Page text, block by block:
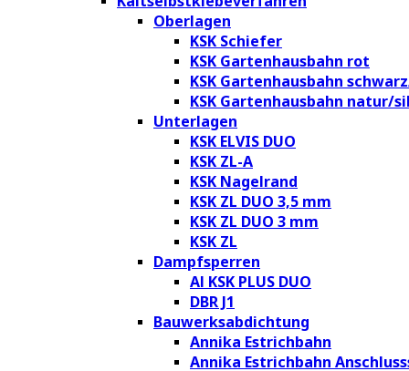
Oberlagen
KSK Schiefer
KSK Gartenhausbahn rot
KSK Gartenhausbahn
KSK Gartenhausbahn natur/
Unterlagen
KSK ELVIS DUO
KSK ZL-A
KSK Nagelrand
KSK ZL DUO 3,5 mm
KSK ZL DUO 3 mm
KSK ZL
Dampfsperren
Al KSK PLUS DUO
DBR J1
Bauwerksabdichtung
Annika Estrichbahn
Annika Estrichbahn